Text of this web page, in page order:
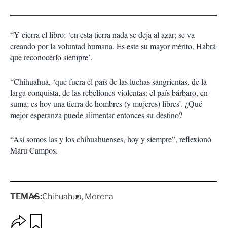
“Y cierra el libro: ‘en esta tierra nada se deja al azar; se va
creando por la voluntad humana. Es este su mayor mérito. Habrá
que reconocerlo siempre’.
“Chihuahua, ‘que fuera el país de las luchas sangrientas, de la
larga conquista, de las rebeliones violentas; el país bárbaro, en
suma; es hoy una tierra de hombres (y mujeres) libres’. ¿Qué
mejor esperanza puede alimentar entonces su destino?
“Así somos las y los chihuahuenses, hoy y siempre”, reflexionó
Maru Campos.
TEMAS:Chihuahua Morena